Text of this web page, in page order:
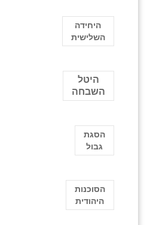
היחידה
השלישית
היטל
השבחה
הסגת
גבול
הסוכנות
היהודית